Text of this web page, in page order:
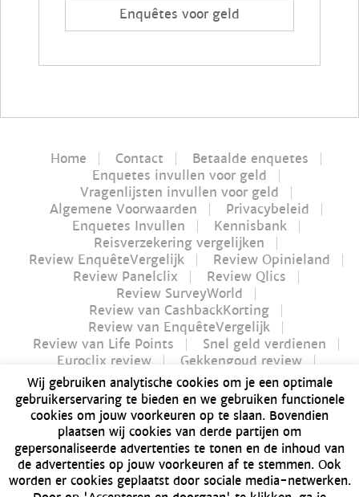
Enquêtes voor geld
Home Contact
Betaalde enquetes
Enquetes invullen voor geld
Vragenlijsten invullen voor geld
Algemene Voorwaarden
Privacybeleid
Enquetes Invullen
Kennisbank
Reisverzekering vergelijken
Review EnquêteVergelijk
Review Opinieland
Review Panelclix
Review Qlics
Review SurveyWorld
Review van CashbackKorting
Review van EnquêteVergelijk
Review van Life Points
Snel geld verdienen
Euroclix review
Gekkengoud review
iPay review
Myflavours review
Nucash review
Futurenet review | Is Futurenet betrouwbaar?
Geld verdienen in 1 uur
Dé Bitvavo review van 2021 | Alles over Bitvavo
Bonusway review | Is Bonusway betrouwbaar?
GFK Panel review | Is GFK Panel betrouwbaar?
Dé manier om geld te verdienen: producten
Wij gebruiken analytische cookies om je een optimale
gebruikerservaring te bieden en we gebruiken functionele
cookies om jouw voorkeuren op te slaan. Bovendien
plaatsen wij cookies van derde partijen om
gepersonaliseerde advertenties te tonen en de inhoud van
de advertenties op jouw voorkeuren af te stemmen. Ook
worden er cookies geplaatst door sociale media-netwerken.